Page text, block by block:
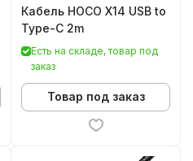
Кабель HOCO X14 USB to
Type-C 2m
Есть на складе, товар под
заказ
Товар под заказ